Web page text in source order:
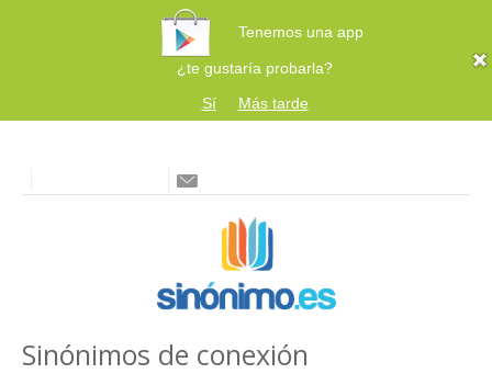
Tenemos una app
¿te gustaría probarla?
Sí
Más tarde
Sinónimos de conexión